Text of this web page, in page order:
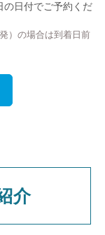
の日付でご予約くだ
）の場合は到着日前
介